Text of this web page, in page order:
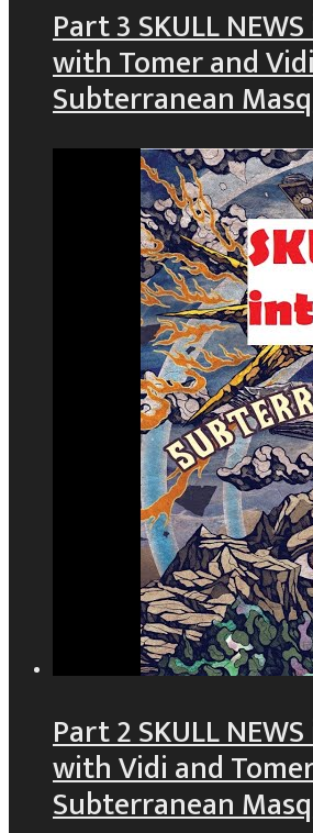
Part 3 SKULL
with Tomer and
Subterranean
Part 2 SKULL
with Vidi and
Subterranean